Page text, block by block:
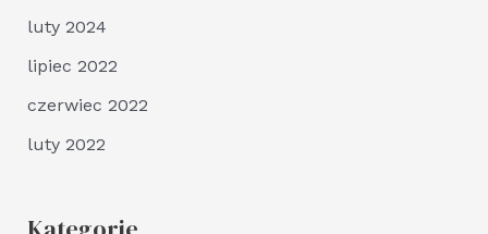
luty 2024
lipiec 2022
czerwiec 2022
luty 2022